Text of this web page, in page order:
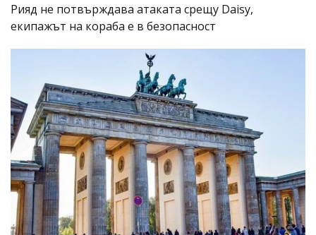
Рияд не потвърждава атаката срещу Daisy,
екипажът на кораба е в безопасност